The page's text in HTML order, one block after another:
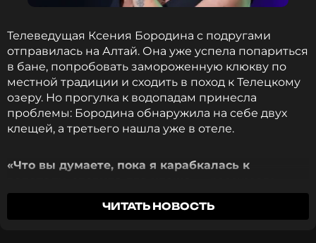
Телеведущая Ксения Бородина с подругами
отправилась на Алтай. Она уже успела попариться
в бане, попробовать замороженную клюкву по
местной традиции и сходить в поход к Телецкому
озеру. Но прогулка к водопадам принесла
проблемы: Бородина обнаружила на себе двух
клещей, а третьего нашла уже в отеле.
«Что вы думаете, пока я карабкалась к
телеведущая. —Хорошо, что штаны были белые.
А еще один вернулся со мной до отеля. Хорошо,
ЧИТАТЬ НОВОСТЬ